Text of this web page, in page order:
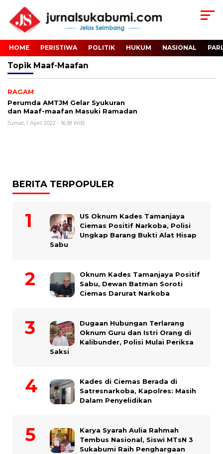
HOME PERISTIWA POLITIK HUKUM NASIONAL
Topik Maaf-Maafan
RAGAM
Perumda AMTJM Gelar Syukuran
dan Maaf-maafan Masuki Ramadan
Jumat, 1 April 2022 - 16:18 WIB
BERITA TERPOPULER
US Oknum Kades Tamanjaya
Ciemas Positif Narkoba, Polisi
Ungkap Barang Bukti Alat Hisap
Sabu
Oknum Kades Tamanjaya Positif
Sabu, Dewan Batman Soroti
Ciemas Darurat Narkoba
Dugaan Hubungan Terlarang
Oknum Guru dan Istri Orang di
Kalibunder, Polisi Mulai Periksa
Saksi
Kades di Ciemas Berada di
Satresnarkoba, Kapolres: Masih
Dalam Penyelidikan
Karya Syarah Aulia Rahmah
Tembus Nasional, Siswi MTsN 3
Sukabumi Raih Penghargaan